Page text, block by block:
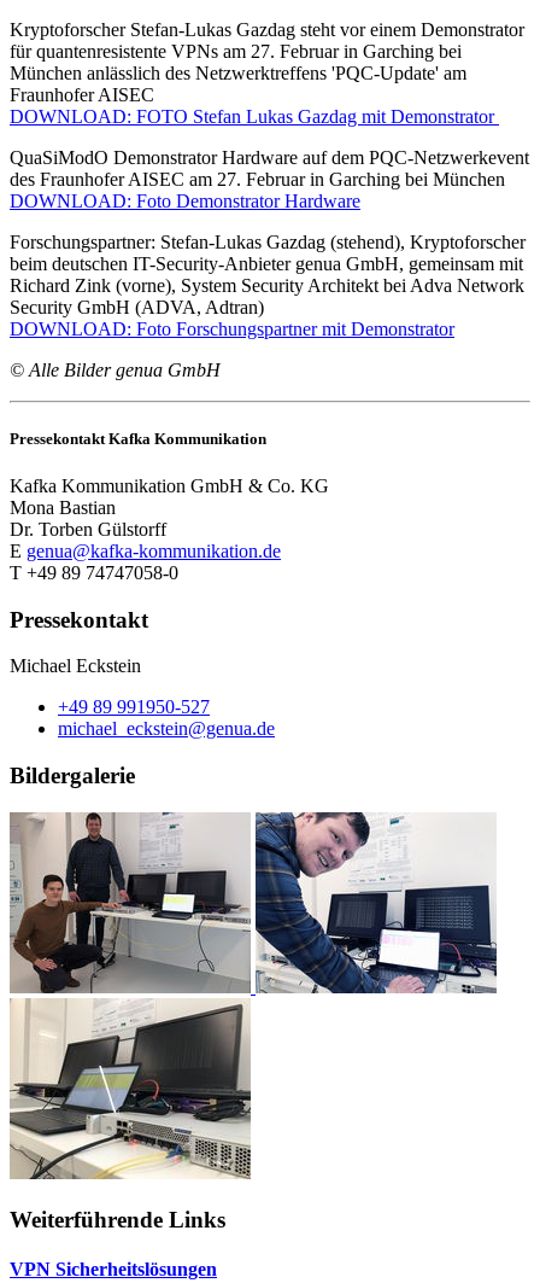
Kryptoforscher Stefan-Lukas Gazdag steht vor einem Demonstrator
für quantenresistente VPNs am 27. Februar in Garching bei
München anlässlich des Netzwerktreffens 'PQC-Update' am
Fraunhofer AISEC
DOWNLOAD: FOTO Stefan Lukas Gazdag mit Demonstrator
QuaSiModO Demonstrator Hardware auf dem PQC-Netzwerkevent
des Fraunhofer AISEC am 27. Februar in Garching bei München
DOWNLOAD: Foto Demonstrator Hardware
Forschungspartner: Stefan-Lukas Gazdag (stehend), Kryptoforscher
beim deutschen IT-Security-Anbieter genua GmbH, gemeinsam mit
Richard Zink (vorne), System Security Architekt bei Adva Network
Security GmbH (ADVA, Adtran)
DOWNLOAD: Foto Forschungspartner mit Demonstrator
© Alle Bilder genua GmbH
Pressekontakt Kafka Kommunikation
Kafka Kommunikation GmbH & Co. KG
Mona Bastian
Dr. Torben Gülstorff
E genua@kafka-kommunikation.de
T +49 89 74747058-0
Pressekontakt
Michael Eckstein
+49 89 991950-527
michael_eckstein@genua.de
Bildergalerie
Weiterführende Links
VPN Sicherheitslösungen